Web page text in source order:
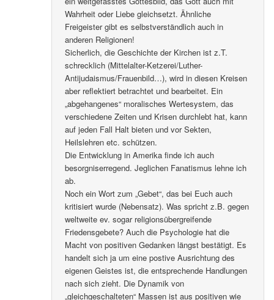
Wahrheit oder Liebe gleichsetzt. Ähnliche
Freigeister gibt es selbstverständlich auch in
anderen Religionen!
Sicherlich, die Geschichte der Kirchen ist z.T.
schrecklich (Mittelalter-Ketzerei/Luther-
Antijudaismus/Frauenbild…), wird in diesen Kreisen
aber reflektiert betrachtet und bearbeitet. Ein
„abgehangenes“ moralisches Wertesystem, das
verschiedene Zeiten und Krisen durchlebt hat, kann
auf jeden Fall Halt bieten und vor Sekten,
Heilslehren etc. schützen.
Die Entwicklung in Amerika finde ich auch
besorgniserregend. Jeglichen Fanatismus lehne ich
ab.
Noch ein Wort zum „Gebet“, das bei Euch auch
kritisiert wurde (Nebensatz). Was spricht z.B. gegen
weltweite ev. sogar religionsübergreifende
Friedensgebete? Auch die Psychologie hat die
Macht von positiven Gedanken längst bestätigt. Es
handelt sich ja um eine postive Ausrichtung des
eigenen Geistes ist, die entsprechende Handlungen
nach sich zieht. Die Dynamik von
„gleichgeschalteten“ Massen ist aus positiven wie